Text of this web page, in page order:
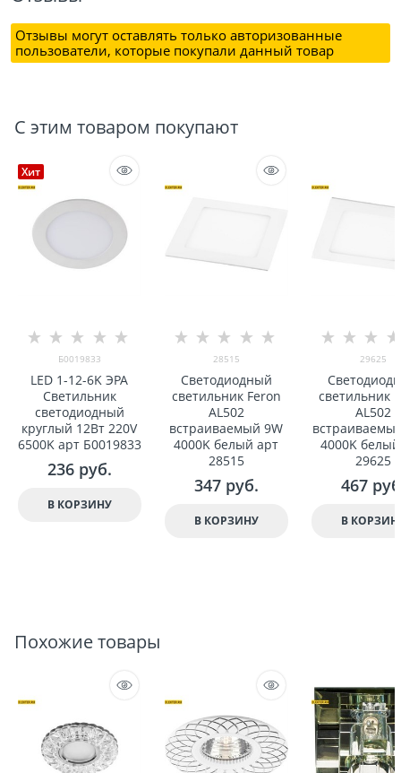
Отзывы могут оставлять только авторизованные
пользователи, которые покупали данный товар
С этим товаром покупают
Хит
Б0019833
LED 1-12-6K ЭРА
Светильник
светодиодный
круглый 12Вт 220V
6500K арт Б0019833
236 руб.
В КОРЗИНУ
28515
Светодиодный
светильник Feron
AL502
встраиваемый 9W
4000K белый арт
28515
347 руб.
В КОРЗИНУ
29625
светильник
AL502
4000K
29625
467
В
Похожие товары